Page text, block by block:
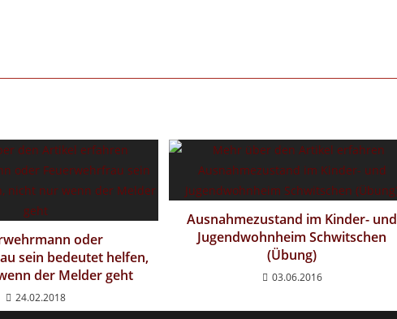
oder
sein bedeutet helfen,
der Melder geht
24.02.2018
Ausnahmezustand im Kinder- und
Jugendwohnheim Schwitschen
(Übung)
03.06.2016